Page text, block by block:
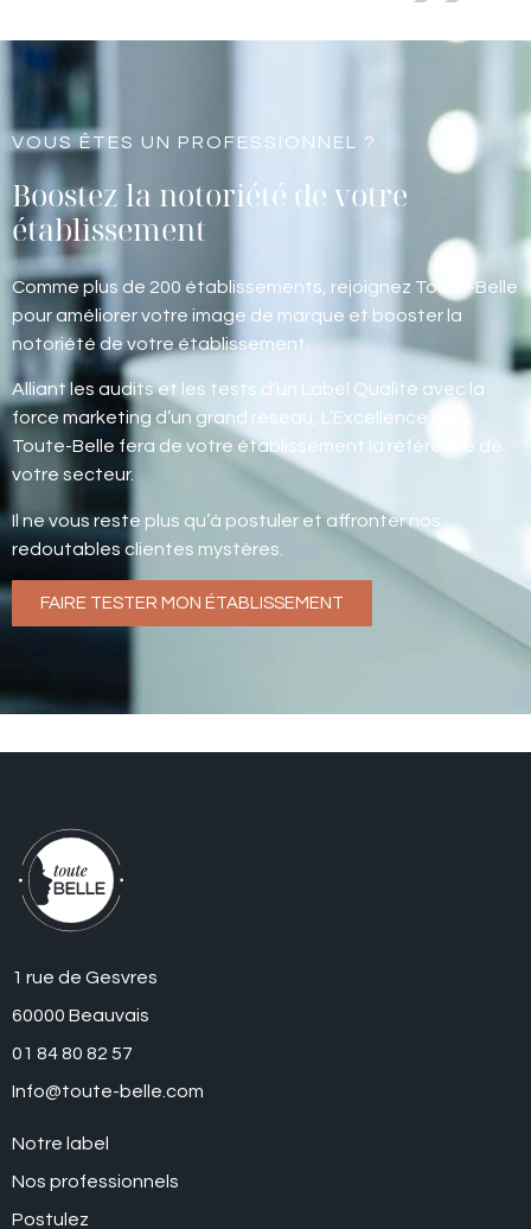
VOUS ÊTES UN PROFESSIONNEL ?
Boostez la notoriété de votre
établissement
Comme plus de 200 établissements, rejoignez Toute-Belle
pour améliorer votre image de marque et booster la
notoriété de votre établissement.
Alliant les audits et les tests d’un Label Qualité avec la
force marketing d’un grand réseau, L’Excellence par
Toute-Belle fera de votre établissement la référence de
votre secteur.
Il ne vous reste plus qu’à postuler et affronter nos
redoutables clientes mystères.
FAIRE TESTER MON ÉTABLISSEMENT
1 rue de Gesvres
60000 Beauvais
01 84 80 82 57
Info@toute-belle.com
Notre label
Nos professionnels
Postulez